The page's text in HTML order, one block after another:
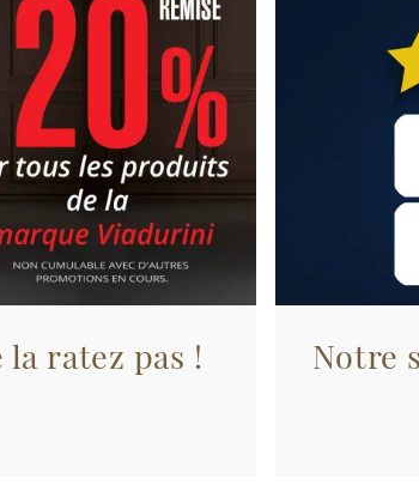
ratez pas !
Notre